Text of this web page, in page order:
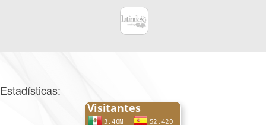
Estadísticas: